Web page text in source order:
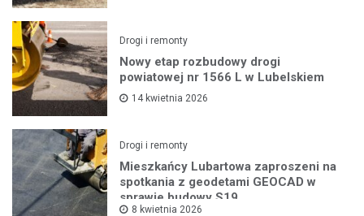
Drogi i remonty
Nowy etap rozbudowy drogi
powiatowej nr 1566 L w Lubelskiem
14 kwietnia 2026
Drogi i remonty
Mieszkańcy Lubartowa zaproszeni na
spotkania z geodetami GEOCAD w
sprawie budowy S19
8 kwietnia 2026